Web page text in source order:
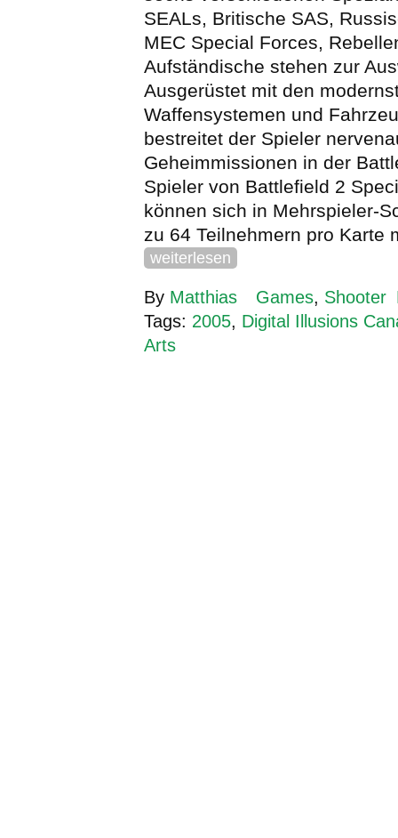
SEALs, Britische SAS,
MEC Special Forces,
Aufständische stehen zur
Ausgerüstet mit den
Waffensystemen und
bestreitet der Spieler
Geheimmissionen in der
Spieler von Battlefield 2
können sich in Mehrspieler-
zu 64 Teilnehmern pro Karte
weiterlesen
By Matthias Games, Shooter
Tags: 2005, Digital Illusions
Arts